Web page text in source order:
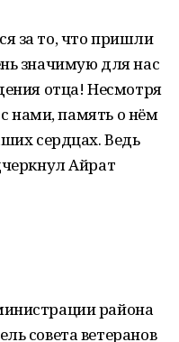
за то, что пришли
значимую для нас
отца! Несмотря
нами, память о нём
сердцах. Ведь
Айрат
района
совета ветеранов